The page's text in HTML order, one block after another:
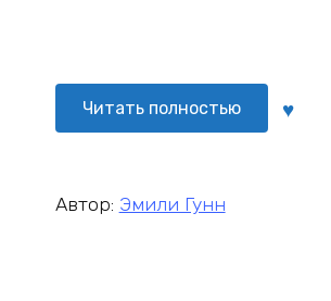
Читать полностью
Автор: Эмили Гунн